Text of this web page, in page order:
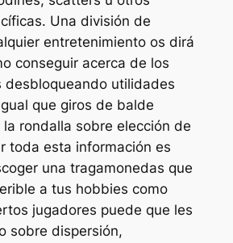
Una división de
entretenimiento os dirá
conseguir acerca de los
desbloqueando utilidades
que giros de balde
rondalla sobre elección de
toda esta información es
una tragamonedas que
a tus hobbies como
jugadores puede que les
sobre dispersión,